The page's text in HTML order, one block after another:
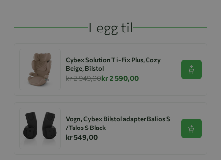
Legg til
Cybex Solution T i-Fix Plus, Cozy
Beige, Bilstol
kr 2 949,00kr 2 590,00
Se
Vogn, Cybex Bilstol adapter Balios S
/Talos S Black
kr 549,00
Se